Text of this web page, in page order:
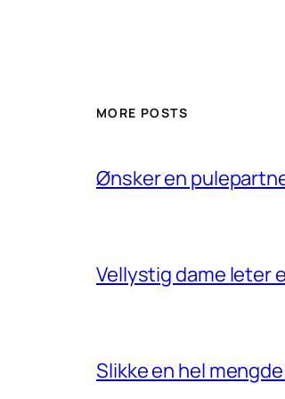
MORE POSTS
Ønsker en
Vellystig dame leter
Slikke en hel